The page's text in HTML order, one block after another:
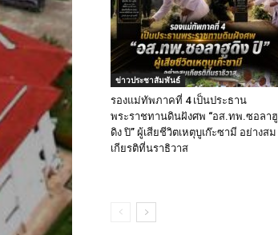
ข่าวประชาสัมพันธ์
รองแม่ทัพภาคที่ 4 เป็นประธาน
พระราชทานดินฝังศพ “อส.ทพ.ซอลาฮู
ดิง ปิ” ผู้เสียชีวิตเหตุบูเก๊ะซามี อย่างสม
เกียรติที่นราธิวาส